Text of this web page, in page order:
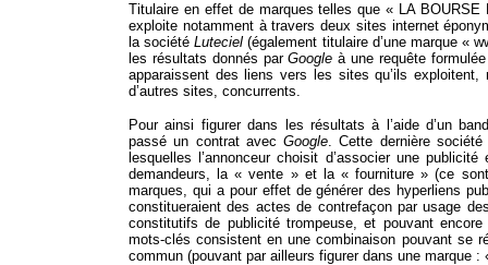
Titulaire en effet de marques telles que « LA
exploite notamment à travers deux sites internet
la sociétéLuteciel(également titulaire d’une marque «
les résultats donnés parGoogleà une requête
apparaissent des liens vers les sites qu’ils
d’autres sites, concurrents.
Pour ainsi figurer dans les résultats à l’aide d’un
passé un contrat avec Google. Cette dernière
lesquelles l’annonceur choisit d’associer une
demandeurs, la « vente » et la « fourniture » (ce
marques, qui a pour effet de générer des hyperliens
constitueraient des actes de contrefaçon par usage
constitutifs de publicité trompeuse, et pouvant
mots-clés consistent en une combinaison pouvant se
commun (pouvant par ailleurs figurer dans une marque :